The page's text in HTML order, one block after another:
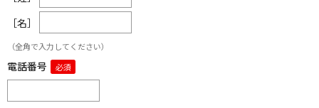
［名］
（全角で入力してください）
電話番号